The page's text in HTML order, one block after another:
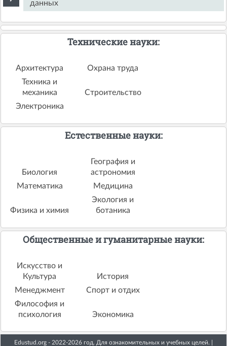
данных
Технические науки:
Архитектура
Охрана труда
Техника и
механика
Строительство
Электроника
Естественные науки:
Биология
География и
астрономия
Математика
Медицина
Физика и химия
Экология и
ботаника
Общественные и гуманитарные науки:
Искусство и
Культура
История
Менеджмент
Спорт и отдих
Философия и
психология
Экономика
Edustud.org - 2022-2026 год. Для ознакомительных и учебных целей. |